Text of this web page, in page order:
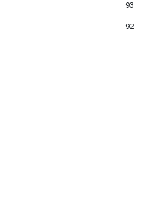
93
92